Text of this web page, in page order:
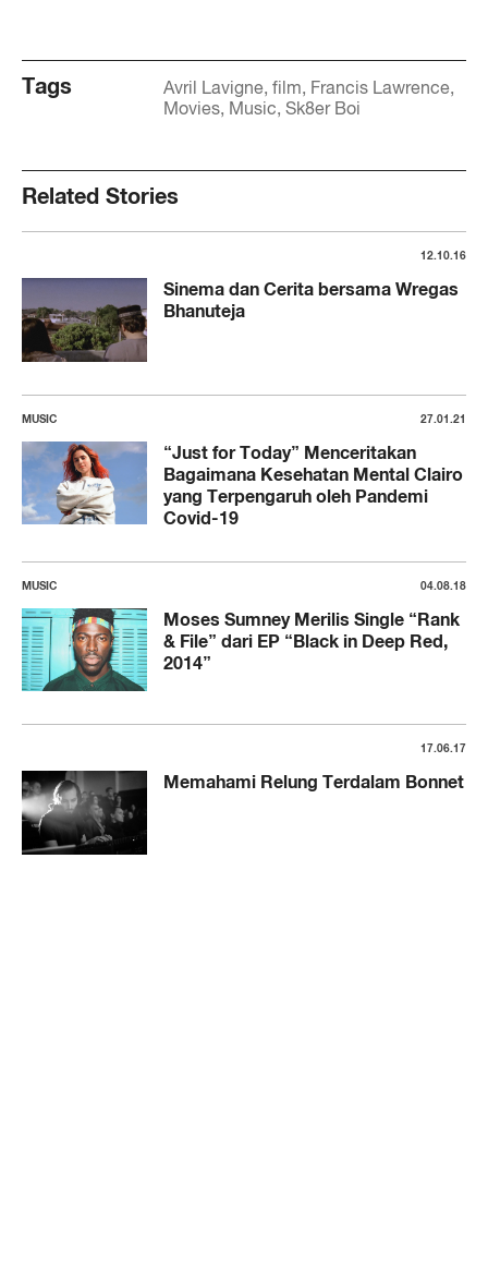
Tags Avril Lavigne film Francis Lawrence
Movies Music Sk8er Boi
Related Stories
12.10.16
Sinema dan Cerita bersama Wregas
Bhanuteja
MUSIC 27.01.21
“Just for Today” Menceritakan
Bagaimana Kesehatan Mental Clairo
yang Terpengaruh oleh Pandemi
Covid-19
MUSIC 04.08.18
Moses Sumney Merilis Single “Rank
& File” dari EP “Black in Deep Red,
2014”
17.06.17
Memahami Relung Terdalam Bonnet